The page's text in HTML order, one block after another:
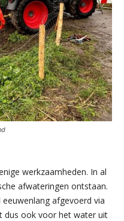
werkzaamheden. In al
afwateringen ontstaan.
afgevoerd via
dus ook voor het water uit